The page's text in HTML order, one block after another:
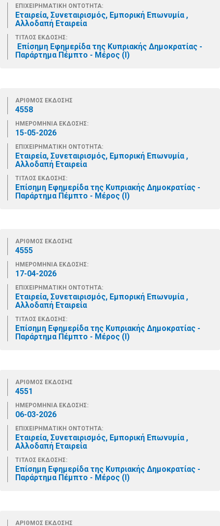
ΕΠΙΧΕΙΡΗΜΑΤΙΚΗ ΟΝΤΟΤΗΤΑ:
Εταιρεία, Συνεταιρισμός, Εμπορική Επωνυμία ,
Αλλοδαπή Εταιρεία
ΤΙΤΛΟΣ ΕΚΔΟΣΗΣ:
Επίσημη Εφημερίδα της Κυπριακής Δημοκρατίας -
Παράρτημα Πέμπτο - Μέρος (Ι)
ΑΡΙΘΜΟΣ ΕΚΔΟΣΗΣ
4558
ΗΜΕΡΟΜΗΝΙΑ ΕΚΔΟΣΗΣ:
15-05-2026
ΕΠΙΧΕΙΡΗΜΑΤΙΚΗ ΟΝΤΟΤΗΤΑ:
Εταιρεία, Συνεταιρισμός, Εμπορική Επωνυμία ,
Αλλοδαπή Εταιρεία
ΤΙΤΛΟΣ ΕΚΔΟΣΗΣ:
Επίσημη Εφημερίδα της Κυπριακής Δημοκρατίας -
Παράρτημα Πέμπτο - Μέρος (Ι)
ΑΡΙΘΜΟΣ ΕΚΔΟΣΗΣ
4555
ΗΜΕΡΟΜΗΝΙΑ ΕΚΔΟΣΗΣ:
17-04-2026
ΕΠΙΧΕΙΡΗΜΑΤΙΚΗ ΟΝΤΟΤΗΤΑ:
Εταιρεία, Συνεταιρισμός, Εμπορική Επωνυμία ,
Αλλοδαπή Εταιρεία
ΤΙΤΛΟΣ ΕΚΔΟΣΗΣ:
Επίσημη Εφημερίδα της Κυπριακής Δημοκρατίας -
Παράρτημα Πέμπτο - Μέρος (Ι)
ΑΡΙΘΜΟΣ ΕΚΔΟΣΗΣ
4551
ΗΜΕΡΟΜΗΝΙΑ ΕΚΔΟΣΗΣ:
06-03-2026
ΕΠΙΧΕΙΡΗΜΑΤΙΚΗ ΟΝΤΟΤΗΤΑ:
Εταιρεία, Συνεταιρισμός, Εμπορική Επωνυμία ,
Αλλοδαπή Εταιρεία
ΤΙΤΛΟΣ ΕΚΔΟΣΗΣ:
Επίσημη Εφημερίδα της Κυπριακής Δημοκρατίας -
Παράρτημα Πέμπτο - Μέρος (Ι)
ΑΡΙΘΜΟΣ ΕΚΔΟΣΗΣ